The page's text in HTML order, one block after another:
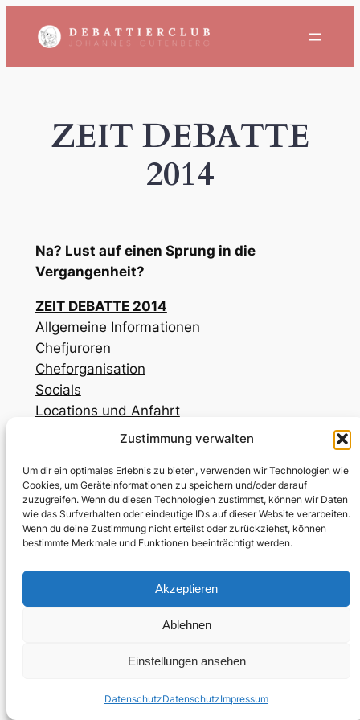
Zustimmung verwalten
Um dir ein optimales Erlebnis zu bieten, verwenden wir Technologien wie
Cookies, um Geräteinformationen zu speichern und/oder darauf
zuzugreifen. Wenn du diesen Technologien zustimmst, können wir Daten
wie das Surfverhalten oder eindeutige IDs auf dieser Website verarbeiten.
Wenn du deine Zustimmung nicht erteilst oder zurückziehst, können
bestimmte Merkmale und Funktionen beeinträchtigt werden.
Akzeptieren
Ablehnen
Einstellungen ansehen
DatenschutzDatenschutzImpressum
Inhalt
ZEIT DEBATTE
2014
Na? Lust auf einen Sprung in die
Vergangenheit?
ZEIT DEBATTE 2014
Allgemeine Informationen
Chefjuroren
Cheforganisation
Socials
Locations und Anfahrt
InstagramMitglieder
Datenschutz